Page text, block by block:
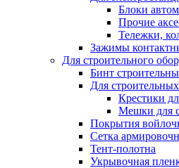
Блоки
Прочие
Тележки,
Зажимы
Для строительного
Бинт
Для
Крестики
Мешки для
Покрытия
Сетка
Тент-полотна
Укрывочная